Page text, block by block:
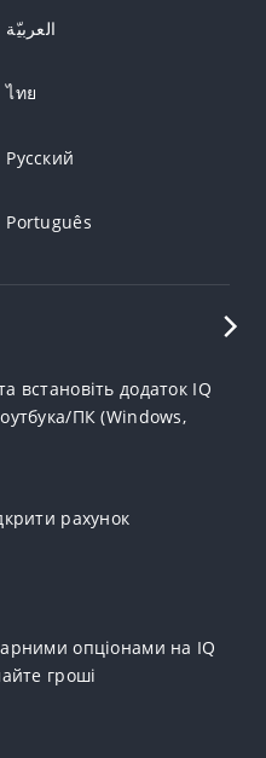
العربيّة
ไทย
Русский
Português
встановіть додаток IQ
ПК (Windows,
рахунок
опціонами на IQ
гроші